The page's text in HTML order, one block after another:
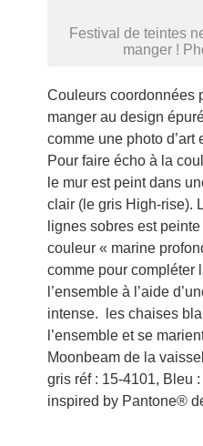
Festival de teintes
manger !
Couleurs coordonnées
manger au design
comme une photo d’art
Pour faire écho à la
le mur est peint dans
clair (le gris High-rise).
lignes sobres est
couleur « marine
comme pour compléter
l’ensemble à l’aide
intense. les chaises
l’ensemble et se
Moonbeam de la
gris réf : 15-4101, Bleu
inspired by Pantone®